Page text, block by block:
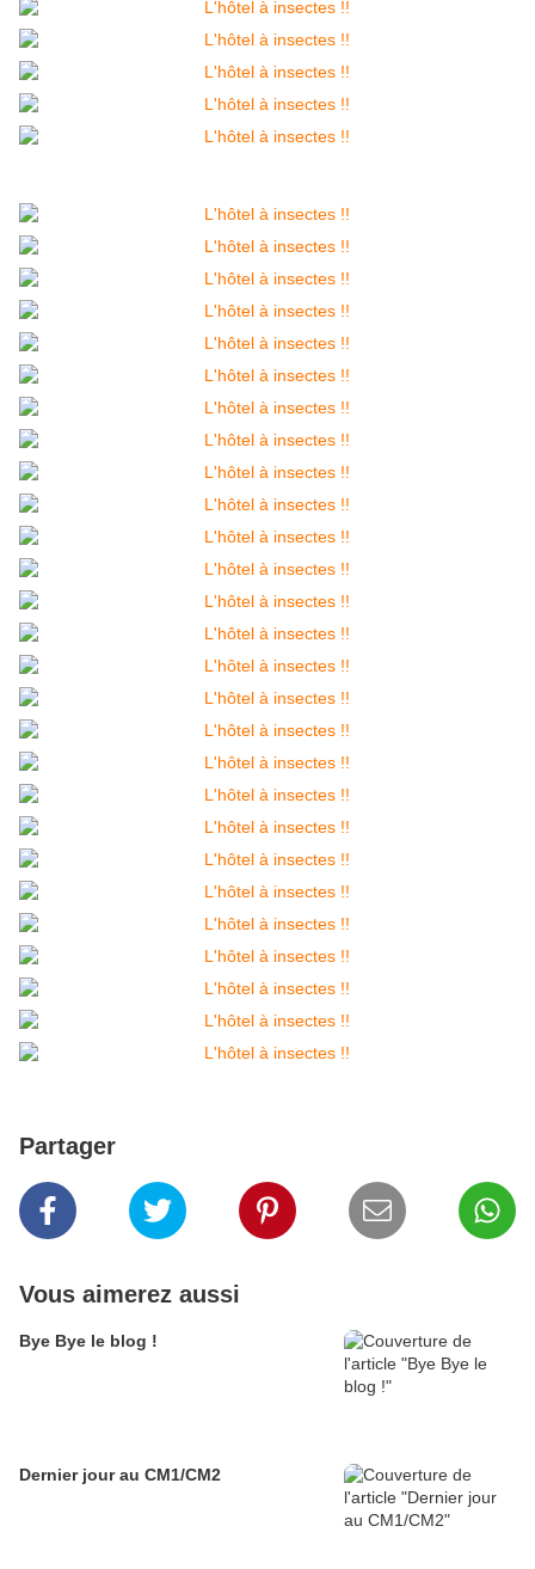
Partager
Vous aimerez aussi
Bye Bye le blog !
Dernier jour au CM1/CM2